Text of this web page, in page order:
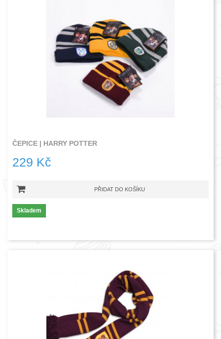
ČEPICE | HARRY POTTER
229 Kč
PŘIDAT DO KOŠÍKU
Skladem